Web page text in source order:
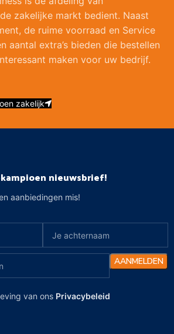
zakelijke markt bedient. Naast
de ruime voorraad en Service
aantal extra’s bieden die bestellen
maken voor uw bedrijf.
zakelijk
nieuwsbrief!
aanbiedingen mis!
van ons Privacybeleid